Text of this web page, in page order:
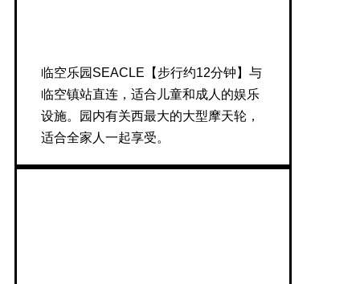
临空乐园SEACLE【步行约12分钟】与
临空镇站直连，适合儿童和成人的娱乐
设施。园内有关西最大的大型摩天轮，
适合全家人一起享受。